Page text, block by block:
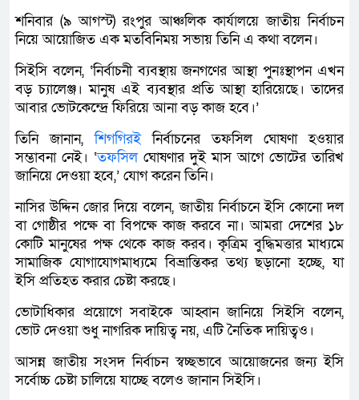
শনিবার (৯ আগস্ট) রংপুর আঞ্চলিক কার্যালয়ে জাতীয় নির্বাচন
নিয়ে আয়োজিত এক মতবিনিময় সভায় তিনি এ কথা বলেন।
সিইসি বলেন, ‘নির্বাচনী ব্যবস্থায় জনগণের আস্থা পুনঃস্থাপন এখন
বড় চ্যালেঞ্জ। মানুষ এই ব্যবস্থার প্রতি আস্থা হারিয়েছে। তাদের
আবার ভোটকেন্দ্রে ফিরিয়ে আনা বড় কাজ হবে।’
তিনি জানান,শিগগিরইনির্বাচনের তফসিল ঘোষণা হওয়ার
সম্ভাবনা নেই। ‘তফসিলঘোষণার দুই মাস আগে ভোটের তারিখ
জানিয়ে দেওয়া হবে,’ যোগ করেন তিনি।
নাসির উদ্দিন জোর দিয়ে বলেন, জাতীয় নির্বাচনে ইসি কোনো দল
বা গোষ্ঠীর পক্ষে বা বিপক্ষে কাজ করবে না। আমরা দেশের ১৮
কোটি মানুষের পক্ষ থেকে কাজ করব। কৃত্রিম বুদ্ধিমত্তার মাধ্যমে
সামাজিক যোগাযোগমাধ্যমে বিভ্রান্তিকর তথ্য ছড়ানো হচ্ছে, যা
ইসি প্রতিহত করার চেষ্টা করছে।
ভোটাধিকার প্রয়োগে সবাইকে আহ্বান জানিয়ে সিইসি বলেন,
ভোট দেওয়া শুধু নাগরিক দায়িত্ব নয়, এটি নৈতিক দায়িত্বও।
আসন্ন জাতীয় সংসদ নির্বাচন স্বচ্ছভাবে আয়োজনের জন্য ইসি
সর্বোচ্চ চেষ্টা চালিয়ে যাচ্ছে বলেও জানান সিইসি।